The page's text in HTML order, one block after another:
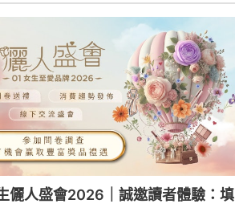
儷人盛會2026｜誠邀讀者體驗：填